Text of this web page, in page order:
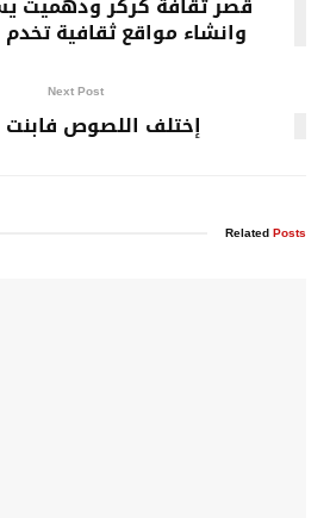
وانشاء مواقع ثقافية
Next Post
إختلف اللصوص
RelatedPosts